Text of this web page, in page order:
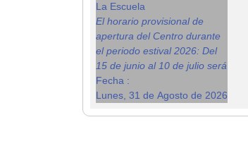
La Escuela
El horario provisional de
apertura del Centro durante
el periodo estival 2026: Del
15 de junio al 10 de julio será
Fecha :
Lunes, 31 de Agosto de 2026